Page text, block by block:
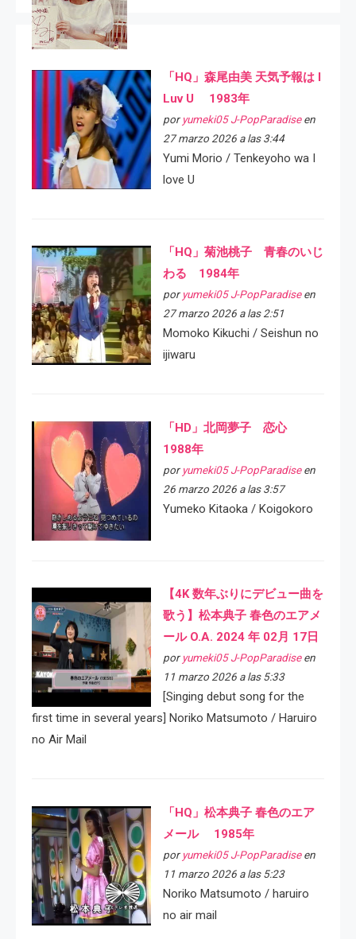
「HQ」森尾由美 天気予報は I
Luv U 1983年
por yumeki05 J-PopParadiseen
27 marzo 2026 a las 3:44
Yumi Morio / Tenkeyoho wa I
love U
「HQ」菊池桃子 青春のいじ
わる 1984年
por yumeki05 J-PopParadiseen
27 marzo 2026 a las 2:51
Momoko Kikuchi / Seishun no
ijiwaru
「HD」北岡夢子 恋心
1988年
por yumeki05 J-PopParadiseen
26 marzo 2026 a las 3:57
Yumeko Kitaoka / Koigokoro
【4K 数年ぶりにデビュー曲を
歌う】松本典子 春色のエアメ
ール O.A. 2024 年 02月 17日
por yumeki05 J-PopParadiseen
11 marzo 2026 a las 5:33
[Singing debut song for the
first time in several years] Noriko Matsumoto / Haruiro
no Air Mail
「HQ」松本典子 春色のエア
メール 1985年
por yumeki05 J-PopParadiseen
11 marzo 2026 a las 5:23
Noriko Matsumoto / haruiro
no air mail